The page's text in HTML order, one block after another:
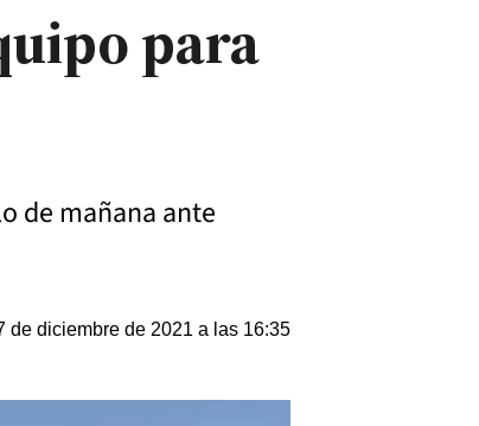
para
de mañana ante
de diciembre de 2021 a las 16:35